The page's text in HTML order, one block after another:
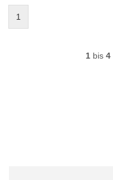
1
1 bis 4